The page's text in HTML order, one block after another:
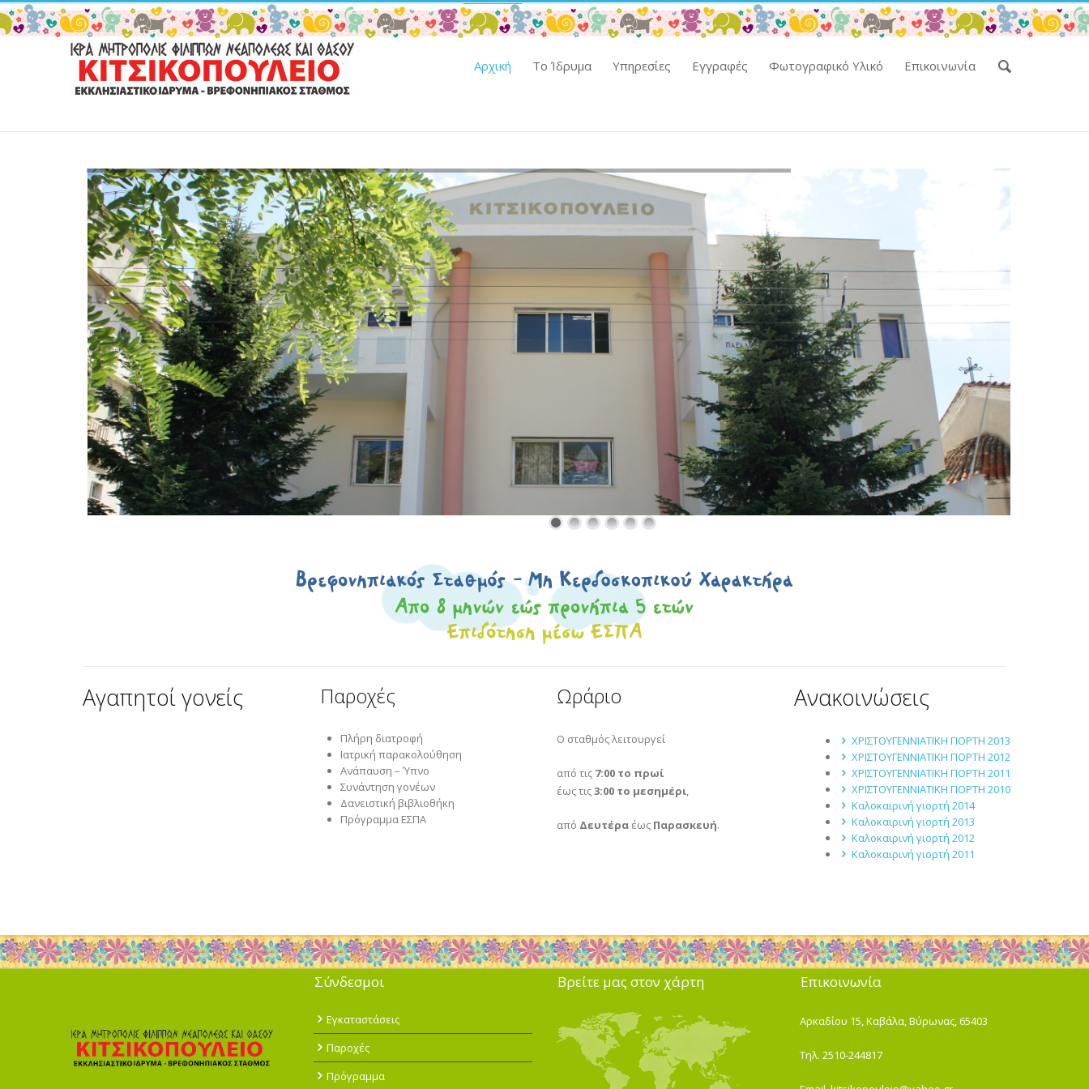
Αρχική Το Ίδρυμα Υπηρεσίες Εγγραφές Φωτογραφικό Υλικό Επικοινωνία
Αγαπητοί γονείς Παροχές
Πλήρη διατροφή
Ιατρική παρακολούθηση
Ανάπαυση – Ύπνο
Συνάντηση γονέων
Δανειστική βιβλιοθήκη
Πρόγραμμα ΕΣΠΑ
Ωράριο
Ο σταθμός λειτουργεί
από τις 7:00 το πρωί
έως τις3:00 το μεσημέρι,
από Δευτέρα έως Παρασκευή.
Ανακοινώσεις
ΧΡΙΣΤΟΥΓΕΝΝΙΑΤΙΚΗ ΓΙΟΡΤΗ 2013
ΧΡΙΣΤΟΥΓΕΝΝΙΑΤΙΚΗ ΓΙΟΡΤΗ 2012
ΧΡΙΣΤΟΥΓΕΝΝΙΑΤΙΚΗ ΓΙΟΡΤΗ 2011
ΧΡΙΣΤΟΥΓΕΝΝΙΑΤΙΚΗ ΓΙΟΡΤΗ 2010
Καλοκαιρινή γιορτή 2014
Καλοκαιρινή γιορτή 2013
Καλοκαιρινή γιορτή 2012
Καλοκαιρινή γιορτή 2011
Σύνδεσμοι
Εγκαταστάσεις
Παροχές
Πρόγραμμα
Βρείτε μας στον χάρτη Επικοινωνία
Αρκαδίου 15, Καβάλα, Βύρωνας, 65403
Τηλ. 2510-244817